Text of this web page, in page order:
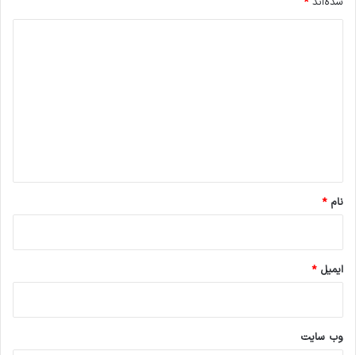
نام*
ایمیل*
وب‌ سایت